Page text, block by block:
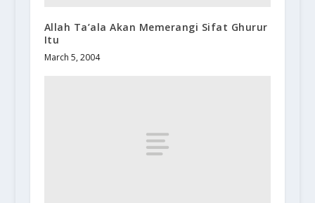
Allah Ta’ala Akan Memerangi Sifat Ghurur
Itu
March 5, 2004